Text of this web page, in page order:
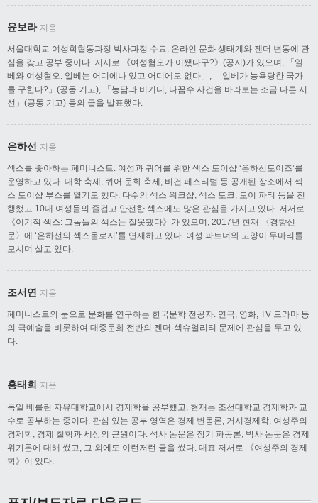
윤보라 지음
서울대학교 여성학협동과정 박사과정 수료. 온라인 문화 생태계와 젠더 변동에 관
심을 갖고 공부 중이다. 저서로 《여성혐오가 어쨌다구?》(공저)가 있으며, 「일
베와 여성혐오: 일베는 어디에나 있고 어디에도 없다」, 「일베가 능욕당한 국가
를 구한다?」(공동 기고), 「농담과 비키니, 나꼼수 사건을 바라보는 조금 다른 시
선」(공동 기고) 등의 글을 발표했다.
은하선 지음
섹스를 좋아하는 페미니스트. 여성과 퀴어를 위한 섹스 토이샵 ‘은하선토이즈’를
운영하고 있다. 대학 축제, 퀴어 문화 축제, 비건 페스티벌 등 공개된 장소에서 섹
스 토이샵 부스를 열기도 했다. 다수의 섹스 워크샵, 섹스 토크, 토이 파티 등을 진
행했고 10대 여성들의 즐겁고 안전한 섹스에도 많은 관심을 가지고 있다. 저서로
《이기적 섹스: 그놈들의 섹스는 잘못됐다》가 있으며, 2017년 현재 〈경향신
문〉에 ‘은하선의 섹스올로지’를 연재하고 있다. 여성 파트너와 고양이 두마리를
모시며 살고 있다.
조서연 지음
페미니스트의 눈으로 문화를 연구하는 한국문학 전공자. 연극, 영화, TV 드라마 등
의 극예술을 비롯하여 대중문화 전반의 젠더·섹슈얼리티 문제에 관심을 두고 있
다.
홍태희 지음
독일 베를린 자유대학교에서 경제학을 공부했고, 현재는 조선대학교 경제학과 교
수로 공부하는 중이다. 관심 있는 공부 영역은 경제 변동론, 거시경제학, 여성주의
경제학, 경제 철학과 세상의 근원이다. 석사 논문은 장기 파동론, 박사 논문은 경제
위기론에 대해 썼고, 그 외에도 이런저런 글을 썼다. 대표 저서로 《여성주의 경제
학》이 있다.